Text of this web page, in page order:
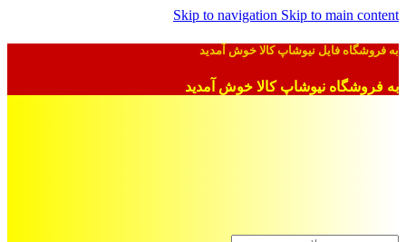
Skip to navigation Skip to main content
به فروشگاه فایل نیوشاپ کالا خوش آمدید
به فروشگاه نیوشاپ کالا خوش آمدید